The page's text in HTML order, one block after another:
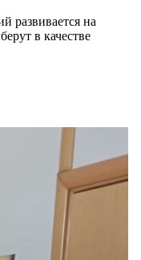
развивается на
в качестве